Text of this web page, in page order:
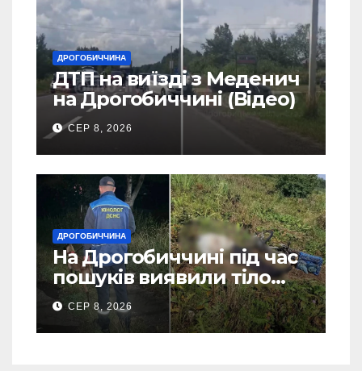
ДРОГОБИЧЧИНА
ДТП на виїзді з Меденич
на Дрогобиччині (Відео)
СЕР 8, 2026
ДРОГОБИЧЧИНА
На Дрогобиччині під час
пошуків виявили тіло
зниклого чоловіка (Фото)
СЕР 8, 2026